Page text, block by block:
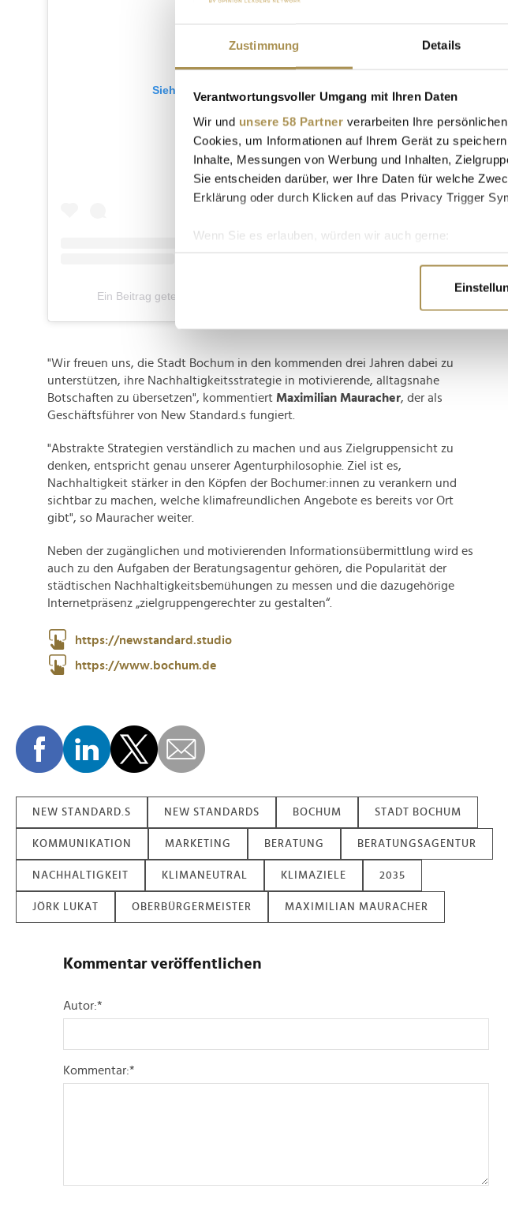
Zustimmung Details
Verantwortungsvoller Umgang mit Ihren Daten
Wir und unsere 58 Partner verarbeiten Ihre
Cookies, um Informationen auf Ihrem Gerät zu
Inhalte, Messungen von Werbung und Inhalten,
Sie entscheiden darüber, wer Ihre Daten für welche
Erklärung oder durch Klicken auf das Privacy Trigger
Wenn Sie es erlauben, würden wir auch gerne:
Informationen über Ihre geografische Lage
Erfahren Sie mehr darüber, wie Ihre persönlichen
Wir verwenden Cookies, um Inhalte und Anzeigen zu
und die Zugriffe auf unsere Website zu analysieren.
Website an unsere Partner für soziale Medien, Werbung
möglicherweise mit weiteren Daten zusammen, die Sie
Sieh dir diesen Beitrag auf Instagram an
Ein Beitrag geteilt von NEW STANDARD.S (@newstandardstudio)
"Wir freuen uns, die Stadt Bochum in den kommenden drei Jahren dabei zu
unterstützen, ihre Nachhaltigkeitsstrategie in motivierende, alltagsnahe
Botschaften zu übersetzen", kommentiert Maximilian Mauracher, der als
Geschäftsführer von New Standard.s fungiert.
"Abstrakte Strategien verständlich zu machen und aus Zielgruppensicht zu
denken, entspricht genau unserer Agenturphilosophie. Ziel ist es,
Nachhaltigkeit stärker in den Köpfen der Bochumer:innen zu verankern und
sichtbar zu machen, welche klimafreundlichen Angebote es bereits vor Ort
gibt", so Mauracher weiter.
Neben der zugänglichen und motivierenden Informationsübermittlung wird es
auch zu den Aufgaben der Beratungsagentur gehören, die Popularität der
städtischen Nachhaltigkeitsbemühungen zu messen und die dazugehörige
Internetpräsenz „zielgruppengerechter zu gestalten“.
https://newstandard.studio
https://www.bochum.de
NEW STANDARD.S NEW STANDARDS BOCHUM STADT BOCHUM
KOMMUNIKATION MARKETING BERATUNG BERATUNGSAGENTUR
NACHHALTIGKEIT KLIMANEUTRAL KLIMAZIELE 2035
JÖRK LUKAT OBERBÜRGERMEISTER MAXIMILIAN MAURACHER
Kommentar veröffentlichen
Autor:*
Kommentar:*